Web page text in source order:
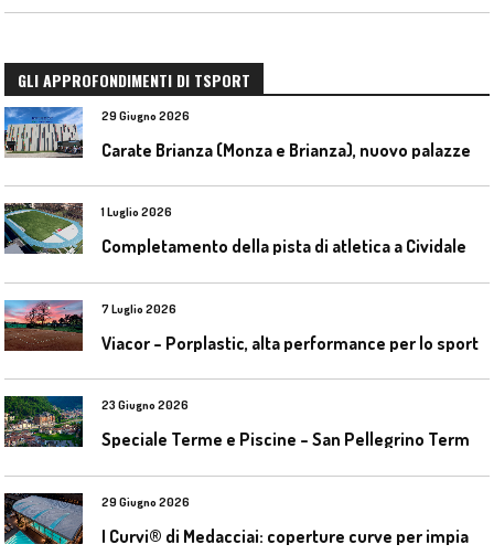
GLI APPROFONDIMENTI DI TSPORT
29 Giugno 2026
1 Luglio 2026
7 Luglio 2026
Viacor – Porplastic, alta performance per lo sport
23 Giugno 2026
29 Giugno 2026